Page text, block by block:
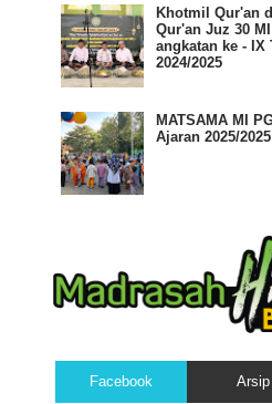
Khotmil Qur'an
Qur'an Juz 30
angkatan ke - IX
2024/2025
MATSAMA MI
Ajaran 2025/2025
Facebook Arsip